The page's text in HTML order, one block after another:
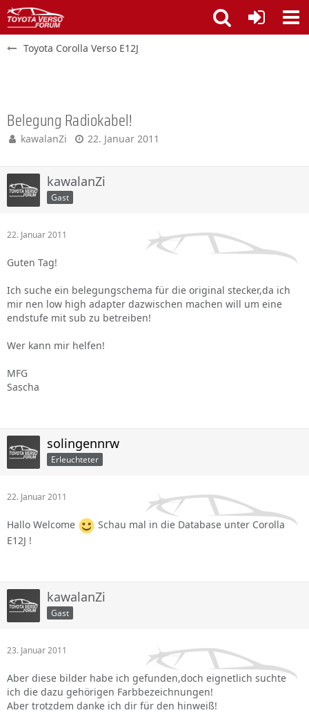
Toyota Corolla Verso E12J
Belegung Radiokabel!
kawalanZi 22. Januar 2011
kawalanZi
Gast
22. Januar 2011
Guten Tag!
Ich suche ein belegungschema für die original stecker,da ich
mir nen low high adapter dazwischen machen will um eine
endstufe mit sub zu betreiben!
Wer kann mir helfen!
MFG
Sascha
solingennrw
Erleuchteter
22. Januar 2011
Hallo Welcome
Schau mal in die Database unter Corolla
E12J !
kawalanZi
Gast
23. Januar 2011
Aber diese bilder habe ich gefunden,doch eignetlich suchte
ich die dazu gehörigen Farbbezeichnungen!
Aber trotzdem danke ich dir für den hinweiß!